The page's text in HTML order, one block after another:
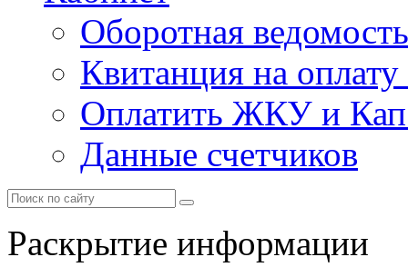
Оборотная ведомость
Квитанция на
Оплатить ЖКУ и
Данные счетчиков
Раскрытие информации